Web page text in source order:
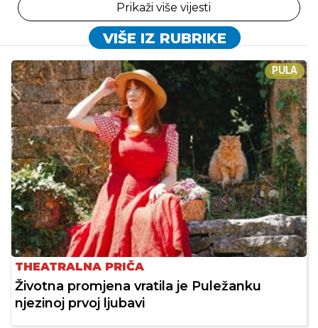
Prikaži više vijesti
VIŠE IZ RUBRIKE
PULA
THEATRALNA PRIČA
Životna promjena vratila je Puležanku
njezinoj prvoj ljubavi